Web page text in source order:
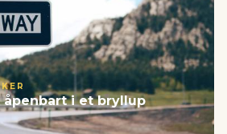
i et bryllup